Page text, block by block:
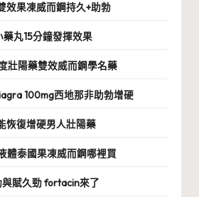
效果凍威而鋼持久+助勃
丸15分鐘發揮效果
壯陽藥雙效威而鋼學名藥
100mg西地那非助勃增硬
恢復增硬男人壯陽藥
體泰國果凍威而鋼哪裡買
賦久勁 fortacin來了